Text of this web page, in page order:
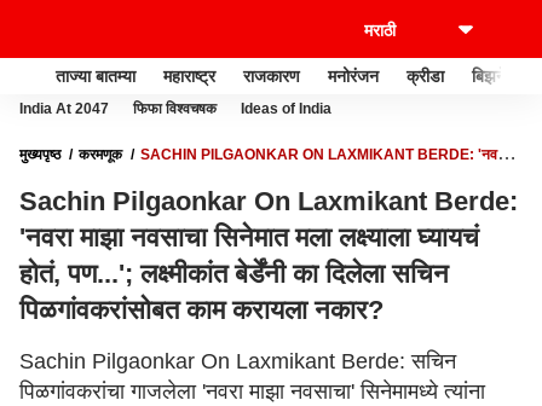
ताज्या बातम्या महाराष्ट्र राजकारण मनोरंजन क्रीडा बिझनेस
India At 2047 फिफा विश्वचषक Ideas of India
मुख्यपृष्ठ करमणूक
SACHIN PILGAONKAR ON LAXMIKANT BERDE: 'नवरा
पिळगांवकरांसोबत काम करायला नकार?
Sachin Pilgaonkar On Laxmikant Berde:
'नवरा माझा नवसाचा सिनेमात मला लक्ष्याला घ्यायचं
होतं, पण...'; लक्ष्मीकांत बेर्डेंनी का दिलेला सचिन
पिळगांवकरांसोबत काम करायला नकार?
Sachin Pilgaonkar On Laxmikant Berde: सचिन
पिळगांवकरांचा गाजलेला 'नवरा माझा नवसाचा' सिनेमामध्ये त्यांना